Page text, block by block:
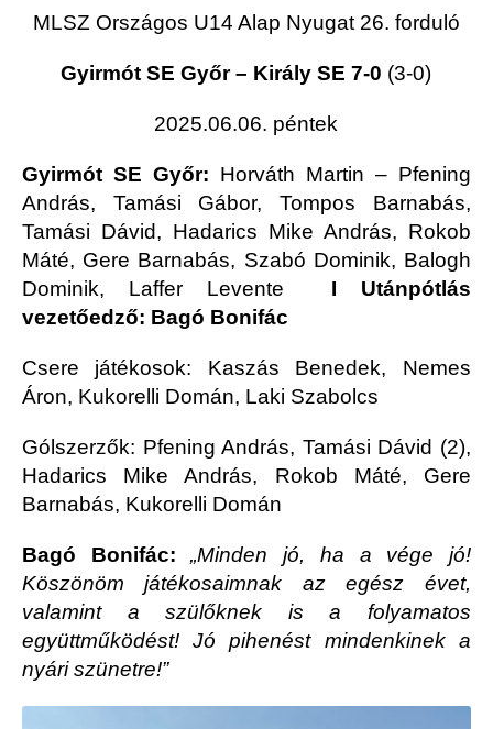
MLSZ Országos U14 Alap Nyugat 26. forduló
Gyirmót SE Győr – Király SE 7-0 (3-0)
2025.06.06. péntek
Gyirmót SE Győr: Horváth Martin – Pfening
András, Tamási Gábor, Tompos Barnabás,
Tamási Dávid, Hadarics Mike András, Rokob
Máté, Gere Barnabás, Szabó Dominik, Balogh
Dominik, Laffer Levente I Utánpótlás
vezetőedző: Bagó Bonifác
Csere játékosok: Kaszás Benedek, Nemes
Áron, Kukorelli Domán, Laki Szabolcs
Gólszerzők: Pfening András, Tamási Dávid (2),
Hadarics Mike András, Rokob Máté, Gere
Barnabás, Kukorelli Domán
Bagó Bonifác:„Minden jó, ha a vége jó!
Köszönöm játékosaimnak az egész évet,
valamint a szülőknek is a folyamatos
együttműködést! Jó pihenést mindenkinek a
nyári szünetre!”